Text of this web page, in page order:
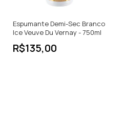
Espumante Demi-Sec Branco
Ice Veuve Du Vernay - 750ml
R$135,00